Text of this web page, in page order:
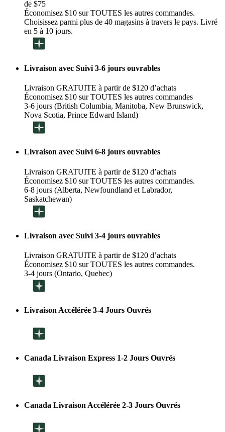
de $75
Économisez $10 sur TOUTES les autres commandes.
Choisissez parmi plus de 40 magasins à travers le pays. Livré
en 5 à 10 jours.
Livraison avec Suivi 3-6 jours ouvrables
Livraison GRATUITE à partir de $120 d’achats
Économisez $10 sur TOUTES les autres commandes
3-6 jours (British Columbia, Manitoba, New Brunswick,
Nova Scotia, Prince Edward Island)
Livraison avec Suivi 6-8 jours ouvrables
Livraison GRATUITE à partir de $120 d’achats
Économisez $10 sur TOUTES les autres commandes.
6-8 jours (Alberta, Newfoundland et Labrador,
Saskatchewan)
Livraison avec Suivi 3-4 jours ouvrables
Livraison GRATUITE à partir de $120 d’achats
Économisez $10 sur TOUTES les autres commandes.
3-4 jours (Ontario, Quebec)
Livraison Accélérée 3-4 Jours Ouvrés
Canada Livraison Express 1-2 Jours Ouvrés
Canada Livraison Accélérée 2-3 Jours Ouvrés